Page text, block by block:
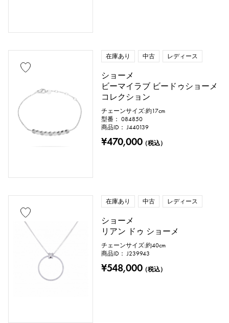
在庫あり 中古 レディース
ショーメ
ビーマイラブ ビードゥショーメ
コレクション
チェーンサイズ:約17cm
型番： 084850
商品ID： J440139
¥470,000（税込）
在庫あり 中古 レディース
ショーメ
リアン ドゥ ショーメ
チェーンサイズ:約40cm
商品ID： J239943
¥548,000（税込）